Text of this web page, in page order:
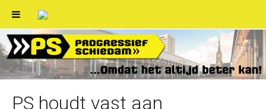
Skip
to
content
PS houdt vast aan